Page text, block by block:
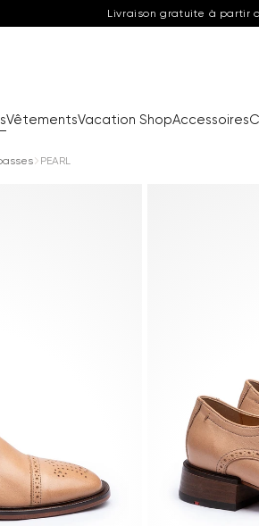
Livraison gratuite à partir
VêtementsVacation ShopAccessoires
PEARL